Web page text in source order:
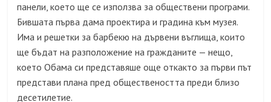
панели, което ще се използва за обществени програми.
Бившата първа дама проектира и градина към музея.
Има и решетки за барбекю на дървени въглища, които
ще бъдат на разположение на гражданите — нещо,
което Обама си представяше още откакто за първи път
представи плана пред обществеността преди близо
десетилетие.